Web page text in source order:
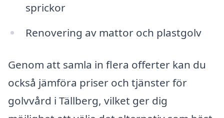
sprickor
Renovering av mattor och plastgolv
Genom att samla in flera offerter kan du
också jämföra priser och tjänster för
golvvård i Tällberg, vilket ger dig